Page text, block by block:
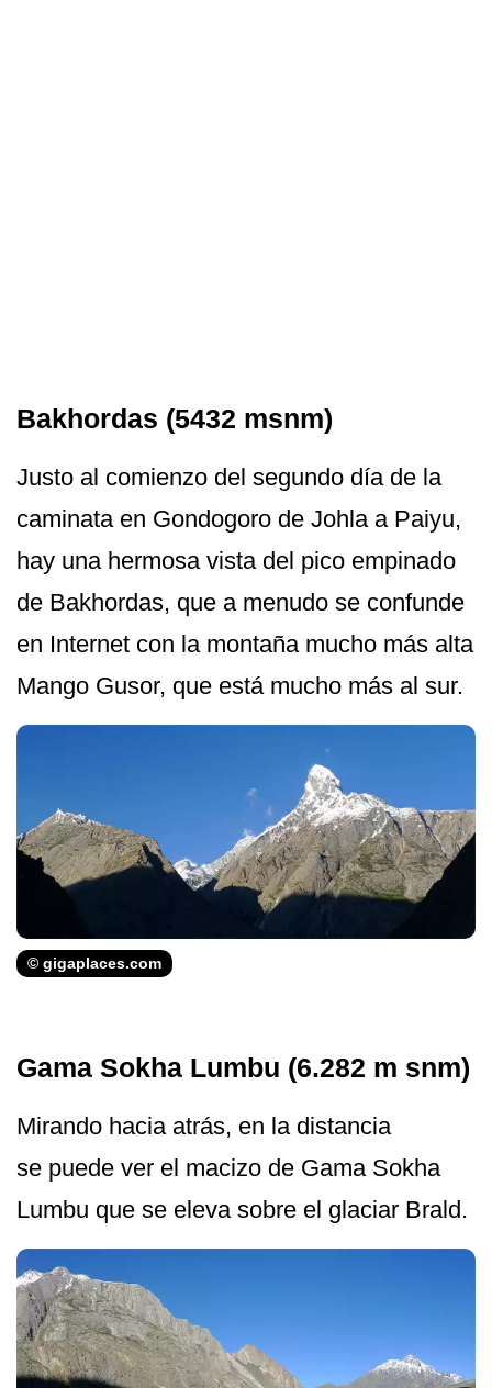
Bakhordas (5432 msnm)
Justo al comienzo del segundo día de la
caminata en Gondogoro de Johla a Paiyu,
hay una hermosa vista del pico empinado
de Bakhordas, que a menudo se confunde
en Internet con la montaña mucho más alta
Mango Gusor, que está mucho más al sur.
© gigaplaces.com
Gama Sokha Lumbu (6.282 m snm)
Mirando hacia atrás, en la distancia
se puede ver el macizo de Gama Sokha
Lumbu que se eleva sobre el glaciar Brald.